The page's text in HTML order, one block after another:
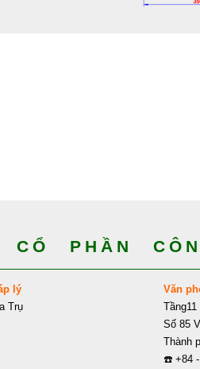
CỔ PHẦN
lý
Trụ
Văn
Số 85
Thành
☎️ +84